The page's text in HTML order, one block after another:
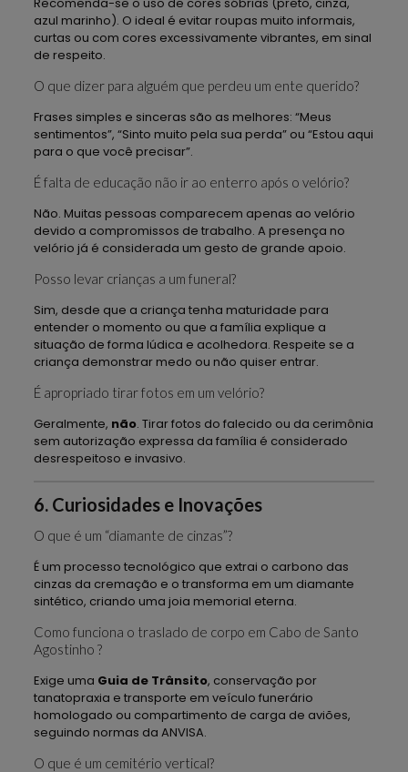
azul marinho). O ideal é evitar roupas muito informais,
curtas ou com cores excessivamente vibrantes, em sinal
de respeito.
O que dizer para alguém que perdeu um ente querido?
Frases simples e sinceras são as melhores: “Meus
sentimentos”, “Sinto muito pela sua perda” ou “Estou aqui
para o que você precisar”.
É falta de educação não ir ao enterro após o velório?
Não. Muitas pessoas comparecem apenas ao velório
devido a compromissos de trabalho. A presença no
velório já é considerada um gesto de grande apoio.
Posso levar crianças a um funeral?
Sim, desde que a criança tenha maturidade para
entender o momento ou que a família explique a
situação de forma lúdica e acolhedora. Respeite se a
criança demonstrar medo ou não quiser entrar.
É apropriado tirar fotos em um velório?
Geralmente, não. Tirar fotos do falecido ou da cerimônia
sem autorização expressa da família é considerado
desrespeitoso e invasivo.
6. Curiosidades e Inovações
O que é um “diamante de cinzas”?
É um processo tecnológico que extrai o carbono das
cinzas da cremação e o transforma em um diamante
sintético, criando uma joia memorial eterna.
Como funciona o traslado de corpo em Cabo de Santo
Agostinho ?
Exige uma Guia de Trânsito, conservação por
tanatopraxia e transporte em veículo funerário
homologado ou compartimento de carga de aviões,
seguindo normas da ANVISA.
O que é um cemitério vertical?